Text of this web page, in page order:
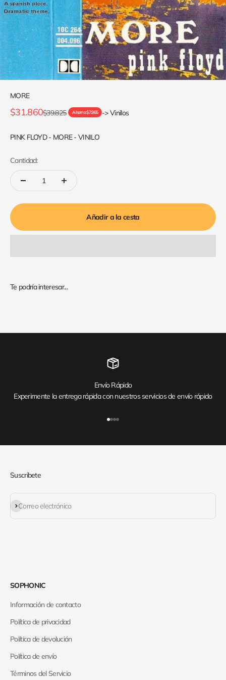
MORE
Precio de oferta
$31.860Precio normal
$39.825 Ahorra $7.965 -> Vinilos
PINK FLOYD - MORE - VINILO
Cantidad:
Añadir a la cesta
Envío Rápido
Experimente la entrega rápida con nuestros servicios de envío rápido
Suscribete
Correo electrónico
Suscribirse
SOPHONIC
Información de contacto
Política de privacidad
Política de devolución
Política de envío
Términos del Servicio